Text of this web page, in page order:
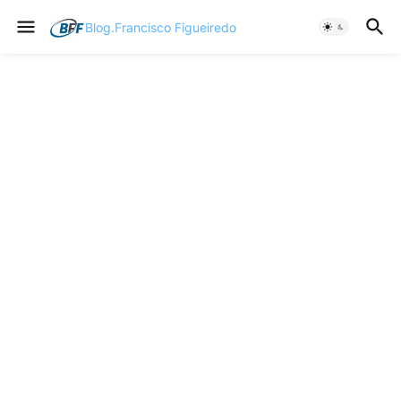
Blog.Francisco Figueiredo